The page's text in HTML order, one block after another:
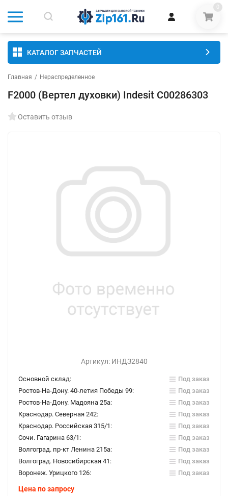
0
КАТАЛОГ ЗАПЧАСТЕЙ
Главная / Нераспределенное
F2000 (Вертел духовки) Indesit C00286303
Оставить отзыв
Артикул: ИНДЗ2840
Основной склад:
Под заказ
Ростов-На-Дону. 40-летия Победы 99:
Под заказ
Ростов-На-Дону. Мадояна 25а:
Под заказ
Краснодар. Северная 242:
Под заказ
Краснодар. Российская 315/1:
Под заказ
Сочи. Гагарина 63/1:
Под заказ
Волгоград. пр-кт Ленина 215а:
Под заказ
Волгоград. Новосибирская 41:
Под заказ
Воронеж. Урицкого 126:
Под заказ
Цена по запросу